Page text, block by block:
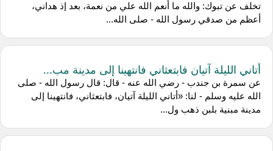
تخلف عن تبوك: والله ما أنعم الله علي من نعمة، بعد إذ هداني،
أعظم من صدقي رسول الله - صلى الله...
أتاني الليلة آتيان فابتعثاني فانتهينا إلى مدينة مب...
عن ‌سمرة بن جندب - رضي الله عنه - قال: قال رسول الله - صلى
الله عليه وسلم - لنا: «أتاني الليلة آتيان، فابتعثاني، فانتهينا إلى
مدينة مبنية بلبن ذهب ول...